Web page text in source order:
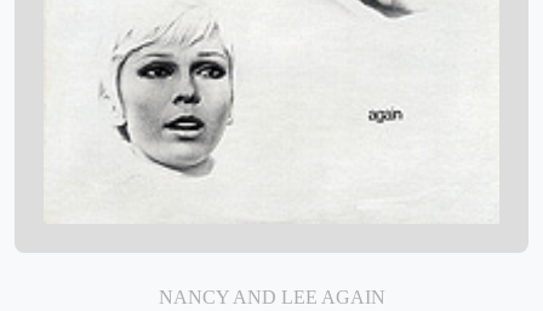
NANCY AND LEE AGAIN